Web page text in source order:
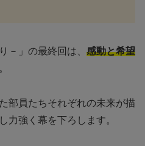
－」の最終回は、 感動と希望
部員たちそれぞれの未来が描
力強く幕を下ろします。